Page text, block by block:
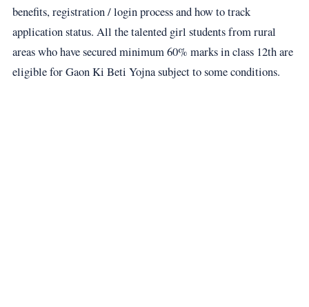
benefits, registration / login process and how to track
application status. All the talented girl students from rural
areas who have secured minimum 60% marks in class 12th are
eligible for Gaon Ki Beti Yojna subject to some conditions.